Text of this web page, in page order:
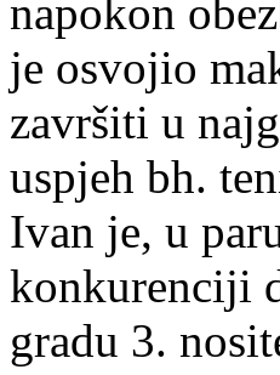
napokon
je osvojio
završiti u
uspjeh bh.
Ivan je, u
konkurenciji
gradu 3.